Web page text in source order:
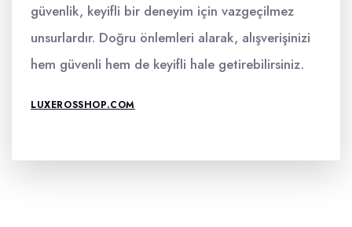
güvenlik, keyifli bir deneyim için vazgeçilmez
unsurlardır. Doğru önlemleri alarak, alışverişinizi
hem güvenli hem de keyifli hale getirebilirsiniz.
LUXEROSSHOP.COM